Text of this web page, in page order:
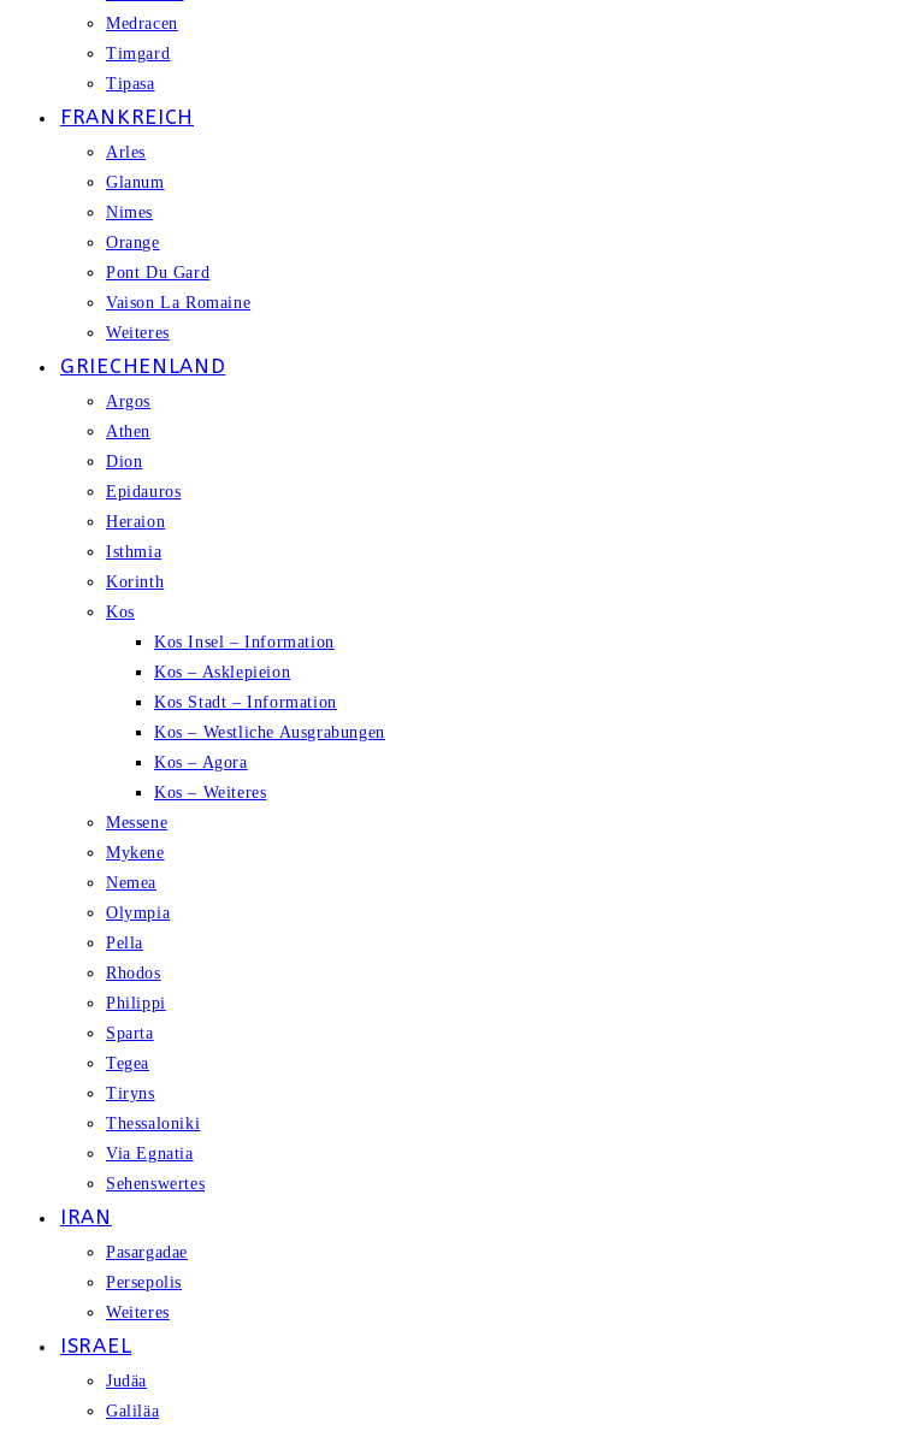
Medracen
Timgard
Tipasa
FRANKREICH
Arles
Glanum
Nimes
Orange
Pont Du Gard
Vaison La Romaine
Weiteres
GRIECHENLAND
Argos
Athen
Dion
Epidauros
Heraion
Isthmia
Korinth
Kos
Kos Insel – Information
Kos – Asklepieion
Kos Stadt – Information
Kos – Westliche Ausgrabungen
Kos – Agora
Kos – Weiteres
Messene
Mykene
Nemea
Olympia
Pella
Rhodos
Philippi
Sparta
Tegea
Tiryns
Thessaloniki
Via Egnatia
Sehenswertes
IRAN
Pasargadae
Persepolis
Weiteres
ISRAEL
Judäa
Galiläa